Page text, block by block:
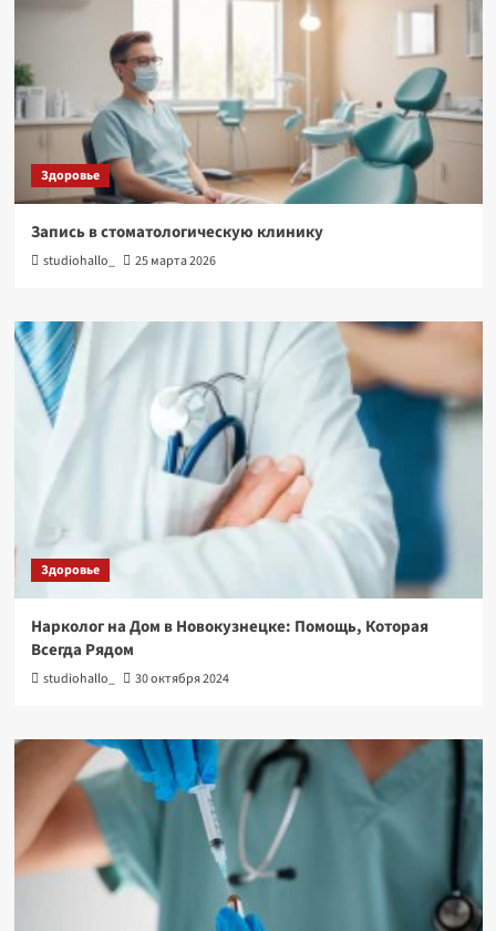
Здоровье
Запись в стоматологическую клинику
studiohallo_ 25 марта 2026
Здоровье
Нарколог на Дом в Новокузнецке: Помощь, Которая
Всегда Рядом
studiohallo_ 30 октября 2024